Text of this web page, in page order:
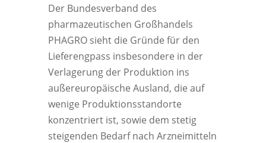
Der Bundesverband des
pharmazeutischen Großhandels
PHAGRO sieht die Gründe für den
Lieferengpass insbesondere in der
Verlagerung der Produktion ins
außereuropäische Ausland, die auf
wenige Produktionsstandorte
konzentriert ist, sowie dem stetig
steigenden Bedarf nach Arzneimitteln